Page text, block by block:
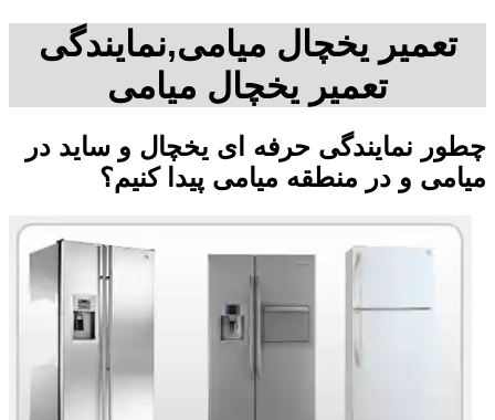
تعمیر یخچال میامی,نمایندگی
تعمیر یخچال میامی
چطور نمایندگی حرفه ای یخچال و ساید در
میامی و در منطقه میامی پیدا کنیم؟